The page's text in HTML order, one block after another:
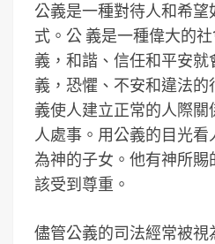
公義是一種對待人和希
式。公 義是一種偉大的
義，和諧、信任和平安
義，恐懼、不安和違法
義使人建立正常的人際
人處事。用公義的目光
為神的子女。他有神所
該受到尊重。
儘管公義的司法經常被視